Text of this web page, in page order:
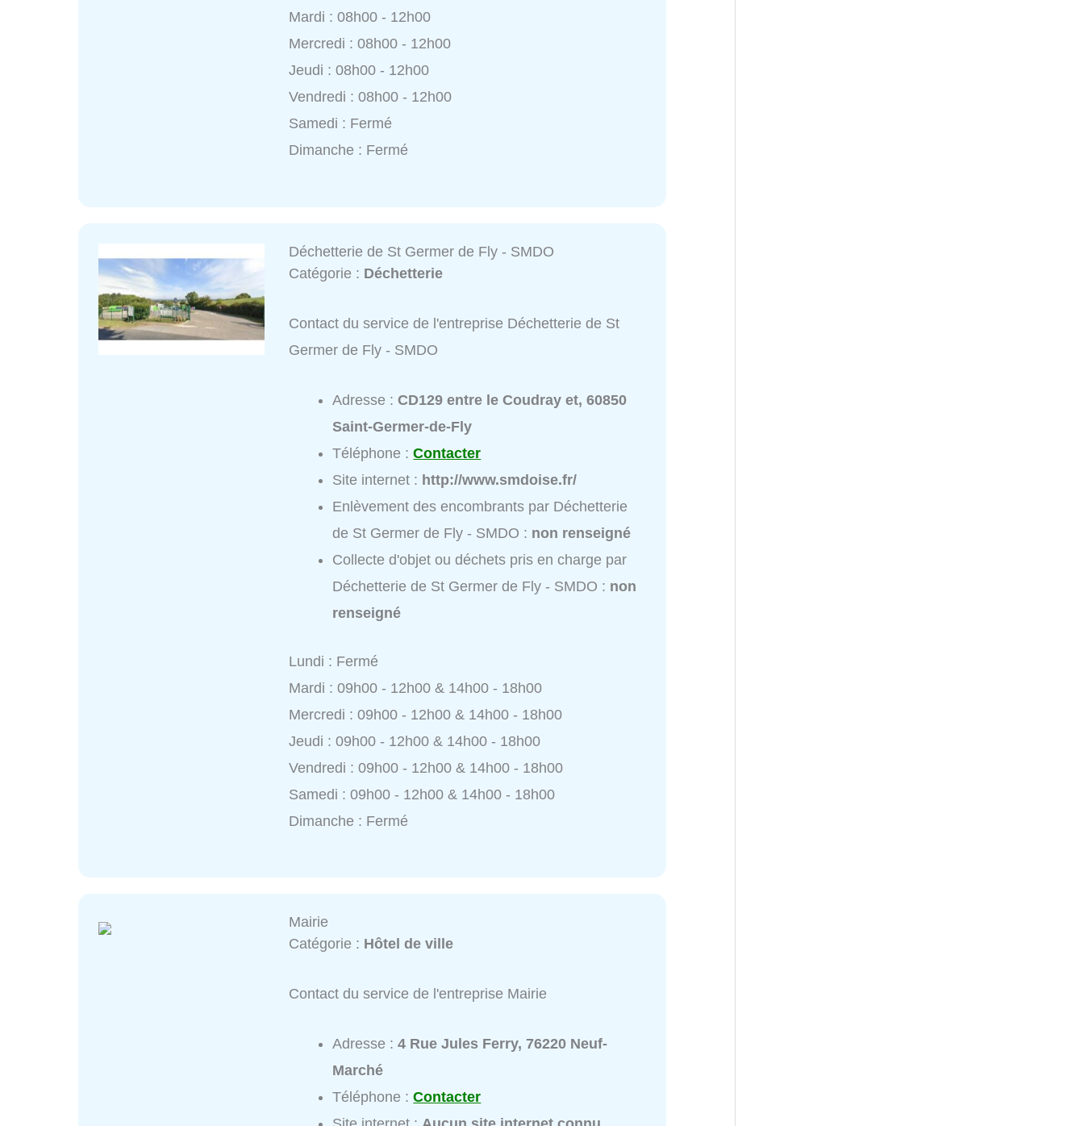
Mardi : 08h00 - 12h00
Mercredi : 08h00 - 12h00
Jeudi : 08h00 - 12h00
Vendredi : 08h00 - 12h00
Samedi : Fermé
Dimanche : Fermé
Déchetterie de St Germer de Fly - SMDO
Catégorie : Déchetterie
Contact du service de l'entreprise Déchetterie de St
Germer de Fly - SMDO
Adresse :CD129 entre le Coudray et, 60850
Saint-Germer-de-Fly
Téléphone :Contacter
Site internet : http://www.smdoise.fr/
Enlèvement des encombrants par Déchetterie
de St Germer de Fly - SMDO : non renseigné
Collecte d'objet ou déchets pris en charge par
Déchetterie de St Germer de Fly - SMDO : non
renseigné
Lundi : Fermé
Mardi : 09h00 - 12h00 & 14h00 - 18h00
Mercredi : 09h00 - 12h00 & 14h00 - 18h00
Jeudi : 09h00 - 12h00 & 14h00 - 18h00
Vendredi : 09h00 - 12h00 & 14h00 - 18h00
Samedi : 09h00 - 12h00 & 14h00 - 18h00
Dimanche : Fermé
Mairie
Catégorie : Hôtel de ville
Contact du service de l'entreprise Mairie
Adresse :4 Rue Jules Ferry, 76220 Neuf-
Marché
Téléphone :Contacter